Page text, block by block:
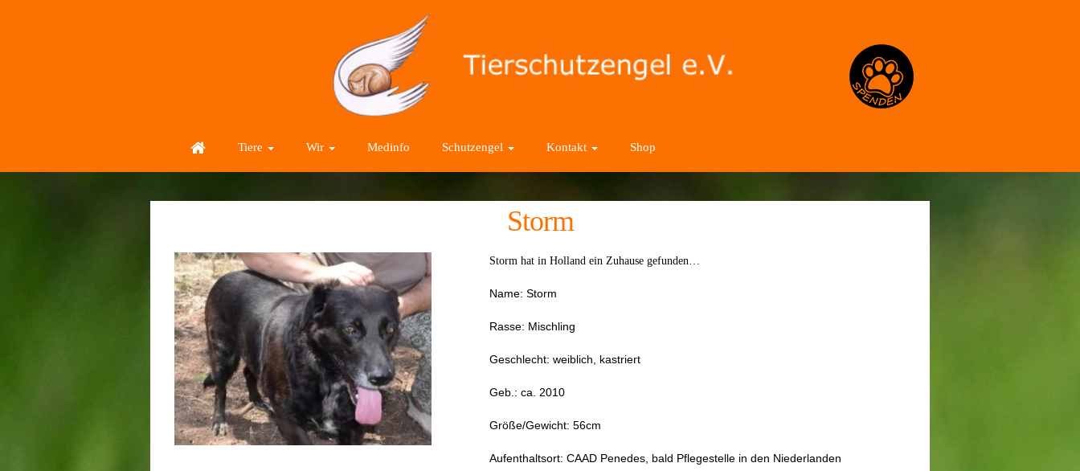
Tiere Wir Medinfo Schutzengel Kontakt Shop
Storm
Storm hat in Holland ein Zuhause gefunden…
Name: Storm
Rasse: Mischling
Geschlecht: weiblich, kastriert
Geb.: ca. 2010
Größe/Gewicht: 56cm
Aufenthaltsort: CAAD Penedes, bald Pflegestelle in den Niederlanden